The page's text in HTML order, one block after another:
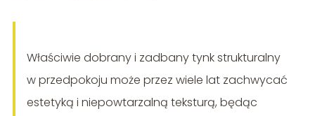
Właściwie dobrany i zadbany tynk strukturalny
w przedpokoju może przez wiele lat zachwycać
estetyką i niepowtarzalną teksturą, będąc